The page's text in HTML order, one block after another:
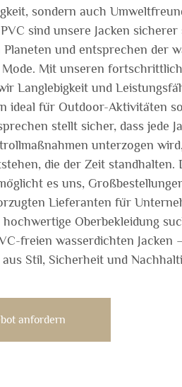
sondern auch
sind unsere Jacken
und entsprechen der
Mit unseren
Langlebigkeit und
ideal für Outdoor-Aktivitäten
stellt sicher, dass jede
unterzogen
die der Zeit standhalten.
es uns,
Lieferanten für
hochwertige Oberbekleidung
freien wasserdichten Jacken
Stil, Sicherheit und
anfordern